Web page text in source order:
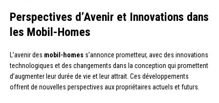
Perspectives d’Avenir et Innovations dans
les Mobil-Homes
L’avenir des mobil-homes s’annonce prometteur, avec des innovations
technologiques et des changements dans la conception qui promettent
d’augmenter leur durée de vie et leur attrait. Ces développements
offrent de nouvelles perspectives aux propriétaires actuels et futurs.